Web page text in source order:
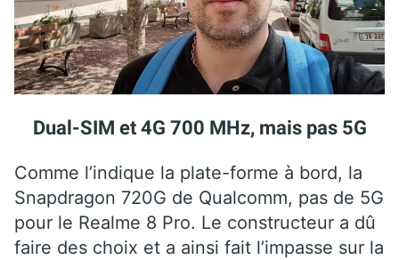
Dual-SIM et 4G 700 MHz, mais pas 5G
Comme l’indique la plate-forme à bord, la
Snapdragon 720G de Qualcomm, pas de 5G
pour le Realme 8 Pro. Le constructeur a dû
faire des choix et a ainsi fait l’impasse sur la